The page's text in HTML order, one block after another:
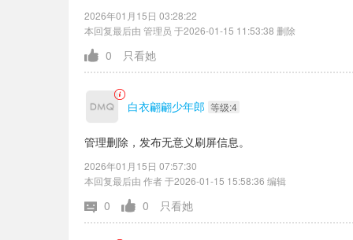
2026年01月15日 03:28:22
本回复最后由 管理员 于2026-01-15 11:53:38 删除
0 只看她
白衣翩翩少年郎 等级:4
管理删除，发布无意义刷屏信息。
2026年01月15日 07:57:30
本回复最后由 作者 于2026-01-15 15:58:36 编辑
0 0 只看她